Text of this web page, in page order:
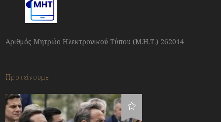
Αριθμός Μητρώο Ηλεκτρονικού Τύπου (Μ.Η.Τ.) 262014
Προτείνουμε